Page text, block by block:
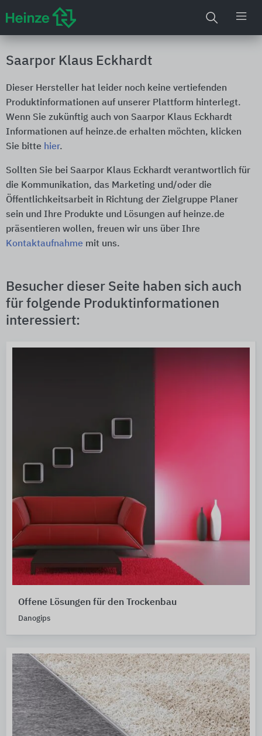
Saarpor Klaus Eckhardt
Dieser Hersteller hat leider noch keine vertiefenden
Produktinformationen auf unserer Plattform hinterlegt.
Wenn Sie zukünftig auch von Saarpor Klaus Eckhardt
Informationen auf heinze.de erhalten möchten, klicken
Sie bitte hier.
Sollten Sie bei Saarpor Klaus Eckhardt verantwortlich für
die Kommunikation, das Marketing und/oder die
Öffentlichkeitsarbeit in Richtung der Zielgruppe Planer
sein und Ihre Produkte und Lösungen auf heinze.de
präsentieren wollen, freuen wir uns über Ihre
Kontaktaufnahme mit uns.
Besucher dieser Seite haben sich auch
für folgende Produktinformationen
interessiert:
Offene Lösungen für den Trockenbau
Danogips